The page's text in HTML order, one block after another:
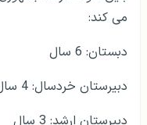
می کند:
دبستان: 6 سال
دبیرستان خردسال: 4 سال
دبیرستان ارشد: 3 سال